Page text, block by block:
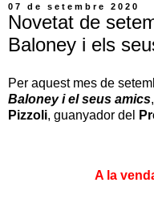
07 de setembre 2020
Novetat de
Baloney i els
Per aquest mes de
Baloney i el seus amics
Pizzoli, guanyador del
A la